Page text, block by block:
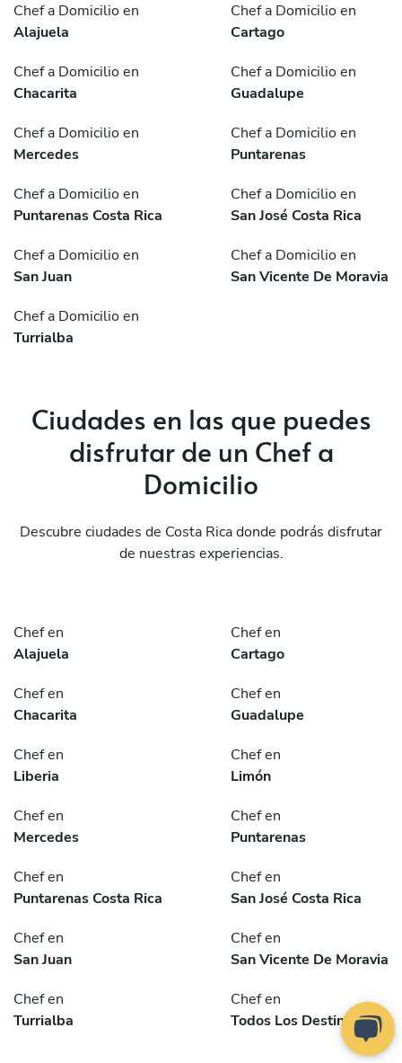
Chef a Domicilio en
Alajuela
Chef a Domicilio en
Cartago
Chef a Domicilio en
Chacarita
Chef a Domicilio en
Guadalupe
Chef a Domicilio en
Mercedes
Chef a Domicilio en
Puntarenas
Chef a Domicilio en
Puntarenas Costa Rica
Chef a Domicilio en
San José Costa Rica
Chef a Domicilio en
San Juan
Chef a Domicilio en
San Vicente De Moravia
Chef a Domicilio en
Turrialba
Ciudades en las que puedes
disfrutar de un Chef a
Domicilio
Descubre ciudades de Costa Rica donde podrás disfrutar
de nuestras experiencias.
Chef en
Alajuela
Chef en
Cartago
Chef en
Chacarita
Chef en
Guadalupe
Chef en
Liberia
Chef en
Limón
Chef en
Mercedes
Chef en
Puntarenas
Chef en
Puntarenas Costa Rica
Chef en
San José Costa Rica
Chef en
San Juan
Chef en
San Vicente De Moravia
Chef en
Turrialba
Chef en
Todos Los Destinos